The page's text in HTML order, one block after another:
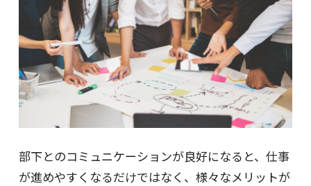
部下とのコミュニケーションが良好になると、仕事
が進めやすくなるだけではなく、様々なメリットが